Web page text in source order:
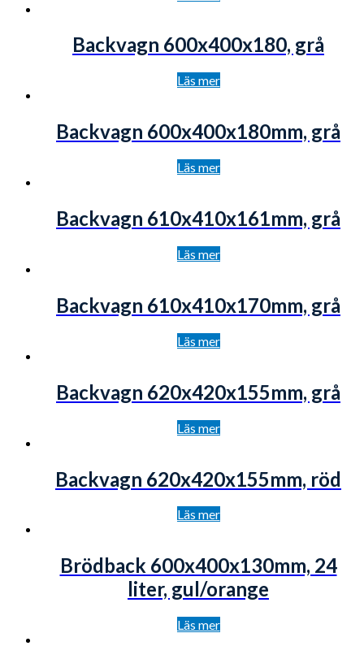
Backvagn 600x400x180, grå
Läs mer
Backvagn 600x400x180mm, grå
Läs mer
Backvagn 610x410x161mm, grå
Läs mer
Backvagn 610x410x170mm, grå
Läs mer
Backvagn 620x420x155mm, grå
Läs mer
Backvagn 620x420x155mm, röd
Läs mer
Brödback 600x400x130mm, 24
liter, gul/orange
Läs mer